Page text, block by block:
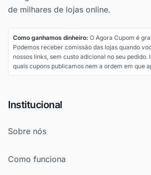
de milhares de lojas online.
Como ganhamos dinheiro: O Agora Cupom é
Podemos receber comissão das lojas quando
nossos links, sem custo adicional no seu pedido.
quais cupons publicamos nem a ordem em que
Institucional
Sobre nós
Como funciona